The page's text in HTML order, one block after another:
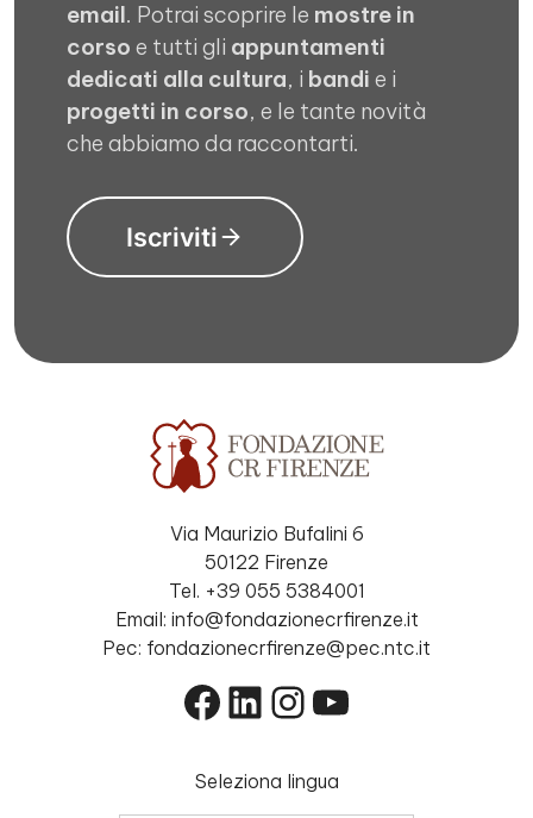
email. Potrai scoprire le mostre in
corso e tutti gli appuntamenti
dedicati alla cultura, i bandi e i
progetti in corso, e le tante novità
che abbiamo da raccontarti.
Iscriviti
Via Maurizio Bufalini 6
50122 Firenze
Tel. +39 055 5384001
Email: info@fondazionecrfirenze.it
Pec: fondazionecrfirenze@pec.ntc.it
Facebook
LinkedIn
Instagram
YouTube
Seleziona lingua